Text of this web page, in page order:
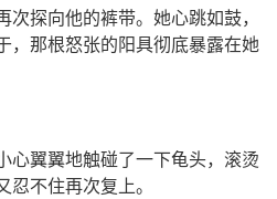
探向他的裤带。她心跳如鼓，
，那根怒张的阳具彻底暴露在她
心翼翼地触碰了一下龟头，滚烫
不住再次复上。